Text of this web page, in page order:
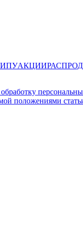
АКЦИИ
положениями